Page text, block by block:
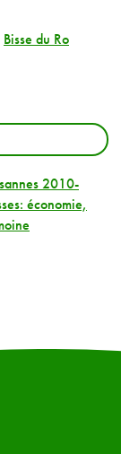
Bisse du Ro
2010-
économie,